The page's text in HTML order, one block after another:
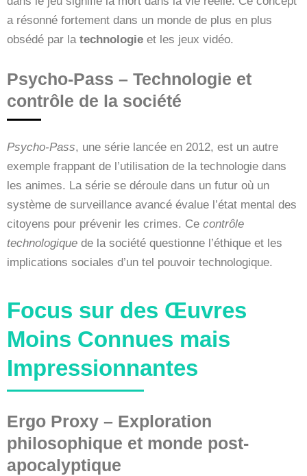
a résonné fortement dans un monde de plus en plus
obsédé par la technologie et les jeux vidéo.
Psycho-Pass – Technologie et
contrôle de la société
Psycho-Pass, une série lancée en 2012, est un autre
exemple frappant de l’utilisation de la technologie dans
les animes. La série se déroule dans un futur où un
système de surveillance avancé évalue l’état mental des
citoyens pour prévenir les crimes. Ce contrôle
technologique de la société questionne l’éthique et les
implications sociales d’un tel pouvoir technologique.
Focus sur des Œuvres
Moins Connues mais
Impressionnantes
Ergo Proxy – Exploration
philosophique et monde post-
apocalyptique